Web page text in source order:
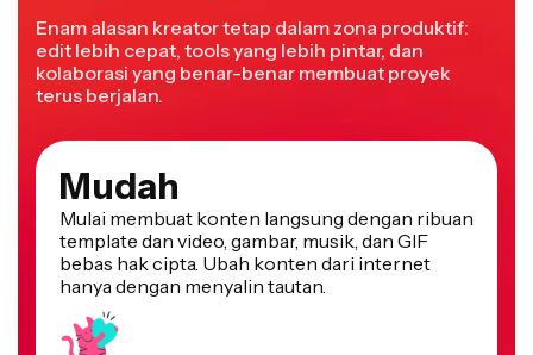
Enam alasan kreator tetap dalam zona produktif:
edit lebih cepat, tools yang lebih pintar, dan
kolaborasi yang benar-benar membuat proyek
terus berjalan.
Mudah
Mulai membuat konten langsung dengan ribuan
template dan video, gambar, musik, dan GIF
bebas hak cipta. Ubah konten dari internet
hanya dengan menyalin tautan.